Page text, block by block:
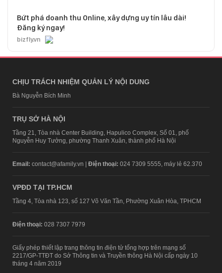
Bứt phá doanh thu Online, xây dựng uy tín lâu dài!
Đăng ký ngay!
bizfly.vn
CHỊU TRÁCH NHIỆM QUẢN LÝ NỘI DUNG
Bà Nguyễn Bích Minh
TRỤ SỞ HÀ NỘI
Tầng 21, Tòa nhà Center Building, Hapulico Complex, Số 01, phố
Nguyễn Huy Tưởng, phường Thanh Xuân, thành phố Hà Nội
Email: contact@afamily.vn | Điện thoại: 024 7309 5555, máy lẻ 62.370
VPĐD TẠI TP.HCM
Tầng 4, Tòa nhà 123, số 127 Võ Văn Tần, Phường Xuân Hòa, TPHCM
Điện thoại: 028 7307 7979
Giấy phép thiết lập trang thông tin điện tử tổng hợp trên mạng số
2217/GP-TTĐT do Sở Thông tin và Truyền thông Hà Nội cấp ngày 10
tháng 4 năm 2019